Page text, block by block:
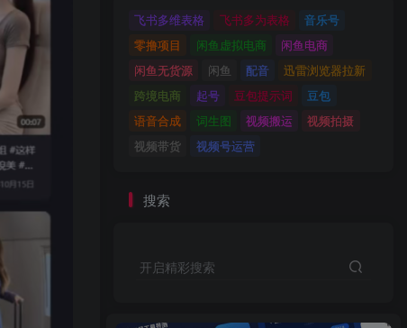
飞书多维表格 飞书多为表格
音乐号
零撸项目
闲鱼虚拟电商
闲鱼电商
闲鱼无货源
闲鱼 配音
迅雷浏览器拉新
跨境电商
起号 豆包提示词
豆包
语音合成
词生图 视频搬运
视频拍摄
视频带货
视频号运营
搜索
开启精彩搜索